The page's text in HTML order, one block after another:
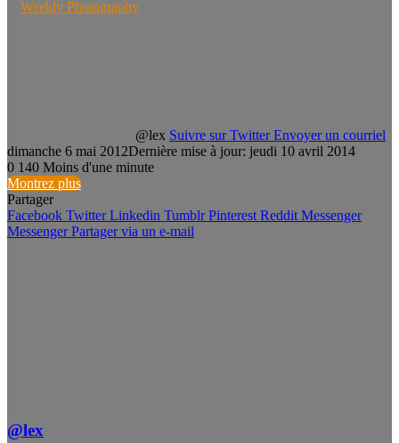
Weekly Photography
@lex Suivre sur Twitter Envoyer un courriel
dimanche 6 mai 2012Dernière mise à jour: jeudi 10 avril 2014
0 140 Moins d'une minute
Montrez plus
Partager
Facebook Twitter Linkedin Tumblr Pinterest Reddit Messenger
Messenger Partager via un e-mail
@lex